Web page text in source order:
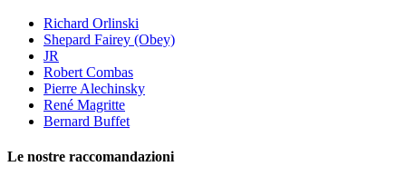
Richard Orlinski
Shepard Fairey (Obey)
JR
Robert Combas
Pierre Alechinsky
René Magritte
Bernard Buffet
Le nostre raccomandazioni